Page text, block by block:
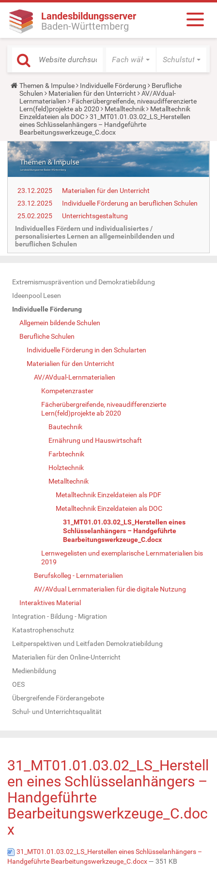
Landesbildungsserver
Baden-Württemberg
Fach wählen Schulstufe
Y
o
u
a
r
e
h
e
r
e
:
Themen & Impulse Individuelle Förderung
Berufliche
Schulen
Materialien für den Unterricht
AV/AVdual-
Lernmaterialien
Fächerübergreifende, niveaudifferenzierte
Lern(feld)projekte ab 2020
Metalltechnik
Metalltechnik
Einzeldateien als DOC
31_MT01.01.03.02_LS_Herstellen
eines Schlüsselanhängers – Handgeführte
Bearbeitungswerkzeuge_C.docx
23.12.2025
Materialien für den Unterricht
23.12.2025
Individuelle Förderung an beruflichen Schulen
25.02.2025
Unterrichtsgestaltung
Individuelles Fördern und individualisiertes /
personalisiertes Lernen an allgemeinbildenden und
beruflichen Schulen
N
a
v
Extremismusprävention und Demokratiebildung
Ideenpool Lesen
Individuelle Förderung
Allgemein bildende Schulen
Berufliche Schulen
Individuelle Förderung in den Schularten
Materialien für den Unterricht
AV/AVdual-Lernmaterialien
Kompetenzraster
Fächerübergreifende, niveaudifferenzierte
Lern(feld)projekte ab 2020
Bautechnik
Ernährung und Hauswirtschaft
Farbtechnik
Holztechnik
Metalltechnik
Metalltechnik Einzeldateien als PDF
Metalltechnik Einzeldateien als DOC
31_MT01.01.03.02_LS_Herstellen eines
Schlüsselanhängers – Handgeführte
Bearbeitungswerkzeuge_C.docx
Lernwegelisten und exemplarische Lernmaterialien bis
2019
Berufskolleg - Lernmaterialien
AV/AVdual Lernmaterialien für die digitale Nutzung
Interaktives Material
Integration - Bildung - Migration
Katastrophenschutz
Leitperspektiven und Leitfaden Demokratiebildung
Materialien für den Online-Unterricht
Medienbildung
OES
Übergreifende Förderangebote
Schul- und Unterrichtsqualität
31_MT01.01.03.02_LS_Herstell
en eines Schlüsselanhängers –
Handgeführte
Bearbeitungswerkzeuge_C.doc
x
31_MT01.01.03.02_LS_Herstellen eines Schlüsselanhängers –
Handgeführte Bearbeitungswerkzeuge_C.docx— 351 KB